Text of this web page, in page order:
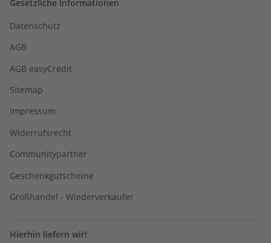
Gesetzliche Informationen
Datenschutz
AGB
AGB easyCredit
Sitemap
Impressum
Widerrufsrecht
Communitypartner
Geschenkgutscheine
Großhandel - Wiederverkäufer
Hierhin liefern wir!